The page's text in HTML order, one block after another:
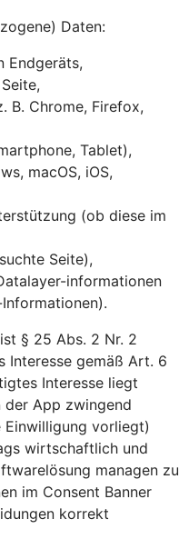
Daten:
Endgeräts,
B. Chrome, Firefox,
Tablet),
macOS, iOS,
(ob diese im
Seite),
informationen
§ 25 Abs. 2 Nr. 2
Interesse gemäß Art. 6
Interesse liegt
App zwingend
vorliegt)
wirtschaftlich und
managen zu
im Consent Banner
korrekt